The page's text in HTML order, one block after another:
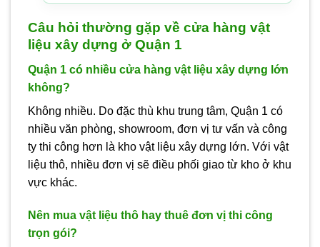
Câu hỏi thường gặp về cửa hàng vật
liệu xây dựng ở Quận 1
Quận 1 có nhiều cửa hàng vật liệu xây dựng lớn
không?
Không nhiều. Do đặc thù khu trung tâm, Quận 1 có
nhiều văn phòng, showroom, đơn vị tư vấn và công
ty thi công hơn là kho vật liệu xây dựng lớn. Với vật
liệu thô, nhiều đơn vị sẽ điều phối giao từ kho ở khu
vực khác.
Nên mua vật liệu thô hay thuê đơn vị thi công
trọn gói?